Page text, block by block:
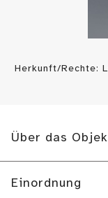
Herkunft/Rechte:
Über das
Einordnung